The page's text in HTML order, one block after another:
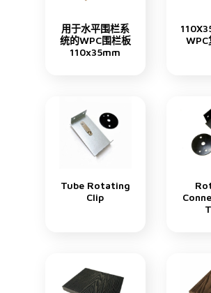
用于水平围栏系
统的WPC围栏板
110x35mm
WPC
Tube Rotating
Clip